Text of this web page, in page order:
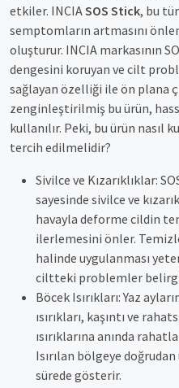
etkiler. INCIASOS Stick, bu
semptomların artmasını
oluşturur. INCIA markasının
dengesini koruyan ve cilt
sağlayan özelliği ile ön plana
zenginleştirilmiş bu ürün,
kullanılır. Peki, bu ürün nasıl
tercih edilmelidir?
Sivilce ve Kızarıklıklar:
sayesinde sivilce ve
havayla deforme cildin
ilerlemesini önler.
halinde uygulanması
ciltteki problemler
Böcek Isırıkları: Yaz
ısırıkları, kaşıntı ve
ısırıklarına anında
Isırılan bölgeye
sürede gösterir.